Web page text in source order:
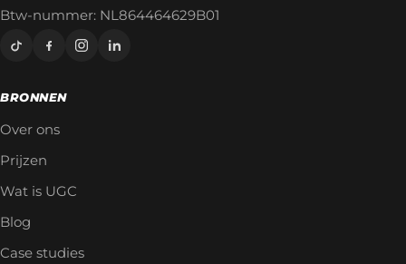
Btw-nummer: NL864464629B01
BRONNEN
Over ons
Prijzen
Wat is UGC
Blog
Case studies